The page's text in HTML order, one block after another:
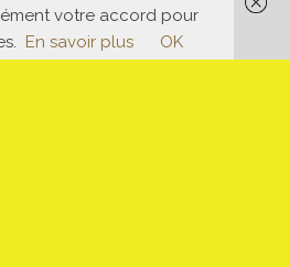
votre accord pour
En savoir plus OK